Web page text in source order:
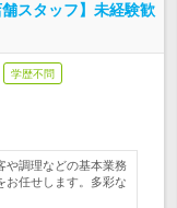
スタッフ】未経験歓
学歴不問
や調理などの基本業務
お任せします。多彩な